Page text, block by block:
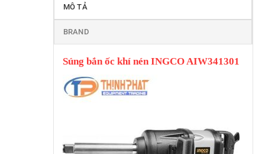
MÔ TẢ
BRAND
Súng bắn ốc khí nén INGCO AIW341301